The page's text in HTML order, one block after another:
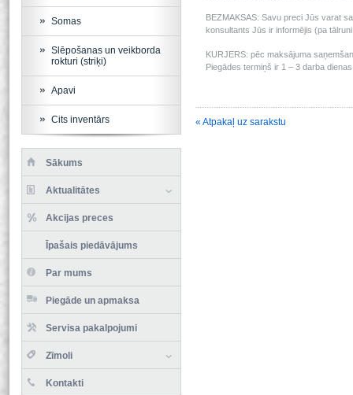
BEZMAKSAS: Savu preci Jūs varat
konsultants Jūs ir informējis (pa
KURJERS: pēc maksājuma
Piegādes termiņš ir 1 – 3 darba
« Atpakaļ uz sarakstu
Somas
Slēpošanas un veikborda
rokturi (striķi)
Apavi
Cits inventārs
Sākums
Aktualitātes
Akcijas preces
Īpašais piedāvājums
Par mums
Piegāde un apmaksa
Servisa pakalpojumi
Zīmoli
Kontakti